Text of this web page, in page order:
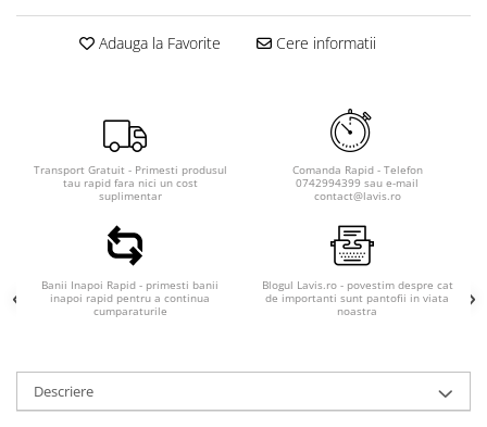
Adauga la Favorite Cere informatii
Transport Gratuit - Primesti produsul
tau rapid fara nici un cost
suplimentar
Comanda Rapid - Telefon
0742994399 sau e-mail
contact@lavis.ro
Banii Inapoi Rapid - primesti banii
inapoi rapid pentru a continua
cumparaturile
Blogul Lavis.ro - povestim despre cat
de importanti sunt pantofii in viata
noastra
Descriere